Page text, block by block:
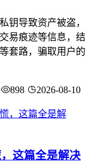
钥导致资产被盗，
易痕迹等信息，结
套路，骗取用户的
898 2026-08-10
这篇全是解决